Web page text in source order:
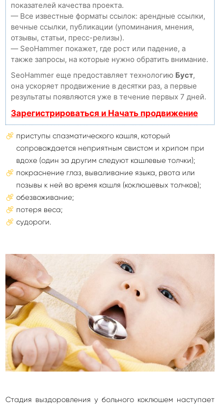
показателей качества проекта.
— Все известные форматы ссылок: арендные ссылки,
вечные ссылки, публикации (упоминания, мнения,
отзывы, статьи, пресс-релизы).
— SeoHammer покажет, где рост или падение, а
также запросы, на которые нужно обратить внимание.
SeoHammer еще предоставляет технологию Буст,
она ускоряет продвижение в десятки раз, а первые
результаты появляются уже в течение первых 7 дней.
Зарегистрироваться и Начать продвижение
приступы спазматического кашля, который
сопровождается неприятным свистом и хрипом при
вдохе (один за другим следуют кашлевые толчки);
покраснение глаз, вываливание языка, рвота или
позывы к ней во время кашля (коклюшевых толчков);
обезвоживание;
потеря веса;
судороги.
Стадия выздоровления у больного коклюшем наступает